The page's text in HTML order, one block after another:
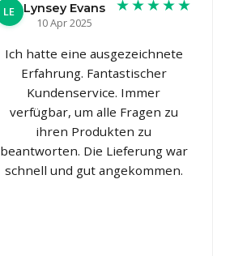
LE Lynsey Evans
10 Apr 2025
Ich hatte eine ausgezeichnete
Erfahrung. Fantastischer
Kundenservice. Immer
verfügbar, um alle Fragen zu
ihren Produkten zu
beantworten. Die Lieferung war
schnell und gut angekommen.